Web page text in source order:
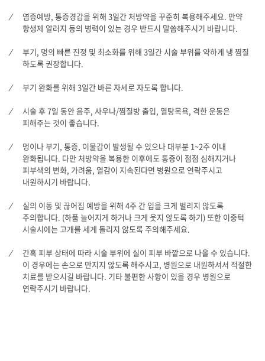
염증예방, 통증경감을 위해 3일간 처방약을 꾸준히 복용해주세요. 만약
항생제 알러지 등의 병력이 있는 경우 반드시 말씀해주시기 바랍니다.
부기, 멍의 빠른 진정 및 최소화를 위해 3일간 시술 부위를 약하게 냉 찜질
하도록 권장합니다.
부기 완화를 위해 3일간 바른 자세로 자도록 합니다.
시술 후 7일 동안 음주, 사우나/찜질방 출입, 열탕목욕, 격한 운동은
피해주는 것이 좋습니다.
멍이나 부기, 통증, 이물감이 발생될 수 있으나 대부분 1~2주 이내
완화됩니다. 다만 처방약을 복용한 이후에도 통증이 점점 심해지거나
피부색의 변화, 가려움, 열감이 지속된다면 병원으로 연락주시고
내원하시기 바랍니다.
실의 이동 및 끊어짐 예방을 위해 4주 간 입을 크게 벌리지 않도록
주의합니다. (하품 늘어지게 하거나 크게 웃지 않도록 하기) 또한 이중턱
시술시에는 고개를 세게 돌리지 않도록 주의해주세요.
간혹 피부 상태에 따라 시술 부위에 실이 피부 바깥으로 나올 수 있습니다.
이 경우에는 손으로 만지지 않도록 해주시고, 병원으로 내원하셔서 적절한
치료를 받으시길 바랍니다. 기타 불편한 사항이 있을 경우 병원으로
연락주시기 바랍니다.